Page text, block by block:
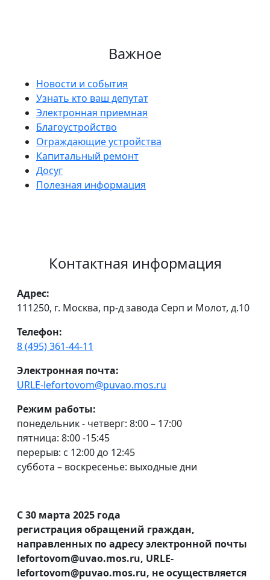
Важное
Новости и события
Узнать кто ваш депутат
Электронная приемная
Благоустройство
Ограждающие устройства
Капитальный ремонт
Досуг
Полезная информация
Контактная информация
Адрес:
111250, г. Москва, пр-д завода Серп и Молот, д.10
Телефон:
8 (495) 361-44-11
Электронная почта:
URLE-lefortovom@puvao.mos.ru
Режим работы:
понедельник - четверг: 8:00 – 17:00
пятница: 8:00 -15:45
перерыв: с 12:00 до 12:45
суббота – воскресенье: выходные дни
С 30 марта 2025 года
регистрация обращений граждан,
направленных по адресу электронной почты
lefortovom@uvao.mos.ru, URLE-
lefortovom@puvao.mos.ru, не осуществляется